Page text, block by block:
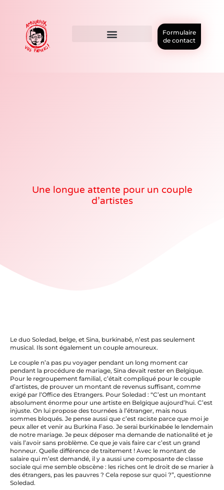
Formulaire
de contact
Une longue attente pour un couple
d’artistes
Le duo Soledad, belge, et Sina, burkinabé, n’est pas seulement
musical. Ils sont également un couple amoureux.
Le couple n’a pas pu voyager pendant un long moment car
pendant la procédure de mariage, Sina devait rester en Belgique.
Pour le regroupement familial, c’était compliqué pour le couple
d’artistes, de prouver un montant de revenus suffisant, comme
exigé par l’Office des Etrangers. Pour Soledad : “C’est un montant
absolument énorme pour une artiste en Belgique aujourd’hui. C’est
injuste. On lui propose des tournées à l’étranger, mais nous
sommes bloqués. Je pense aussi que c’est raciste parce que moi je
peux aller et venir au Burkina Faso. Je serai burkinabée le lendemain
de notre mariage. Je peux déposer ma demande de nationalité et je
vais l’avoir sans problème. Ce que je vais faire car c’est un grand
honneur. Quelle différence de traitement ! Avec le montant de
salaire qui m’est demandé, il y a aussi une composante de classe
sociale qui me semble obscène : les riches ont le droit de se marier à
des étrangers, pas les pauvres ? Cela repose sur quoi ?”, questionne
Soledad.